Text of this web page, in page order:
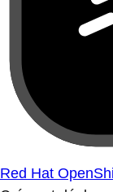
Red Hat